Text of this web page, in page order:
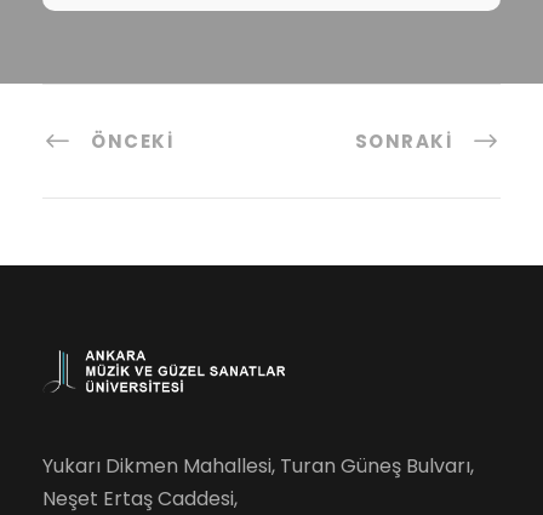
ÖNCEKI SONRAKI
Yukarı Dikmen Mahallesi, Turan Güneş Bulvarı,
Neşet Ertaş Caddesi,